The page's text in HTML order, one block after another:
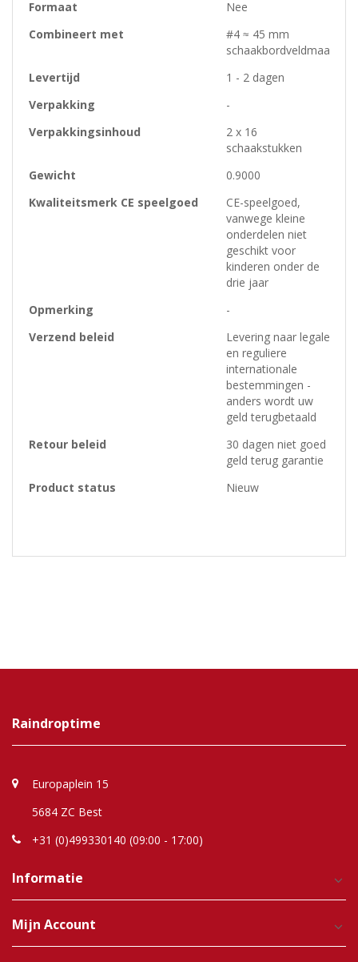
Formaat
Nee
Combineert met
#4 ≈ 45 mm
schaakbordveldmaat
Levertijd
1 - 2 dagen
Verpakking
-
Verpakkingsinhoud
2 x 16
schaakstukken
Gewicht
0.9000
Kwaliteitsmerk CE speelgoed
CE-speelgoed,
vanwege kleine
onderdelen niet
geschikt voor
kinderen onder de
drie jaar
Opmerking
-
Verzend beleid
Levering naar legale
en reguliere
internationale
bestemmingen -
anders wordt uw
geld terugbetaald
Retour beleid
30 dagen niet goed
geld terug garantie
Product status
Nieuw
Raindroptime
Europaplein 15
5684 ZC Best
+31 (0)499330140 (09:00 - 17:00)
Informatie
Mijn Account